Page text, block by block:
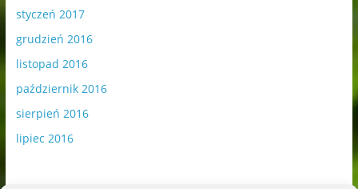
styczeń 2017
grudzień 2016
listopad 2016
październik 2016
sierpień 2016
lipiec 2016